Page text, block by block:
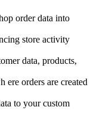
order data into
store activity
data, products,
ere orders are created
to your custom